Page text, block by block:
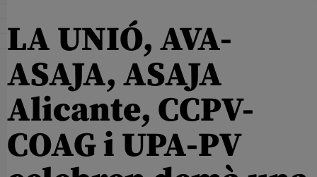
LA UNIÓ, AVA-
ASAJA, ASAJA
Alicante, CCPV-
COAG i UPA-PV